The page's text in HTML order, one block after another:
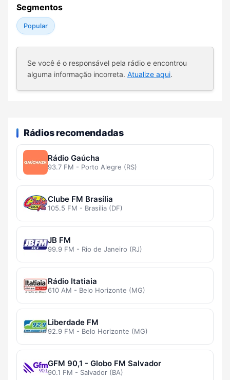
Segmentos
Popular
Se você é o responsável pela rádio e encontrou
alguma informação incorreta. Atualize aqui.
Rádios recomendadas
Rádio Gaúcha
93.7 FM - Porto Alegre (RS)
Clube FM Brasília
105.5 FM - Brasília (DF)
JB FM
99.9 FM - Rio de Janeiro (RJ)
Rádio Itatiaia
610 AM - Belo Horizonte (MG)
Liberdade FM
92.9 FM - Belo Horizonte (MG)
GFM 90,1 - Globo FM Salvador
90.1 FM - Salvador (BA)